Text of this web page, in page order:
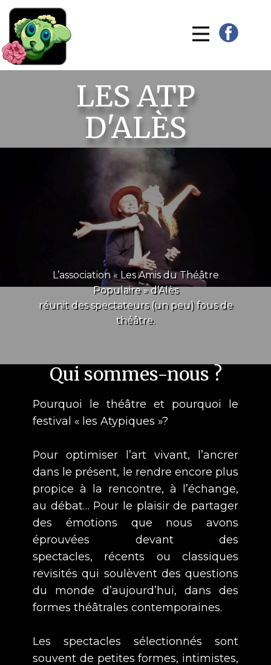
LES ATP
D'ALÈS
L’association « Les Amis du Théâtre
Populaire » d’Alès
réunit des spectateurs (un peu) fous de
théâtre.
Qui sommes-nous ?
Pourquoi le théâtre et pourquoi le
festival « les Atypiques »?
Pour optimiser l’art vivant, l’ancrer
dans le présent, le rendre encore plus
propice à la rencontre, à l’échange,
au débat… Pour le plaisir de partager
des émotions que nous avons
éprouvées devant des
spectacles, récents ou classiques
revisités qui soulèvent des questions
du monde d’aujourd’hui, dans des
formes théâtrales ​contemporaines.
Les spectacles sélectionnés sont
souvent de petites formes, intimistes,